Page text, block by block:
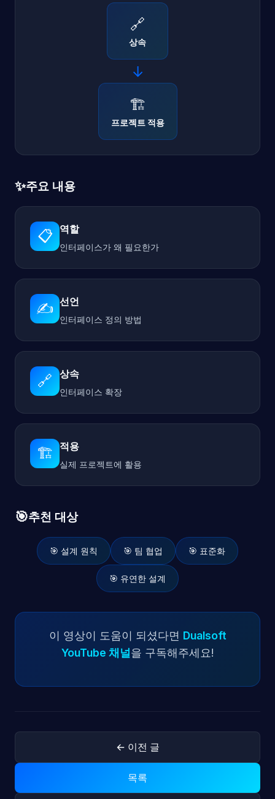
🔗
상속
→
🏗️
프로젝트 적용
✨주요 내용
📋 역할
인터페이스가 왜 필요한가
✍️ 선언
인터페이스 정의 방법
🔗 상속
인터페이스 확장
🏗️ 적용
실제 프로젝트에 활용
🎯추천 대상
🎯 설계 원칙 🎯 팀 협업 🎯 표준화
🎯 유연한 설계
이 영상이 도움이 되셨다면 Dualsoft
YouTube 채널 을 구독해주세요!
← 이전 글
목록